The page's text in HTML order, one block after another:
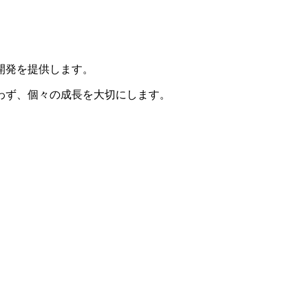
を提供します。
、個々の成長を大切にします。